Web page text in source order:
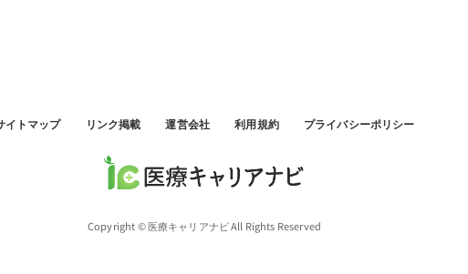
イトマップ リンク掲載 運営会社 利用規約 プライバシーポリシー
Copyright © 医療キャリアナビ All Rights Reserved